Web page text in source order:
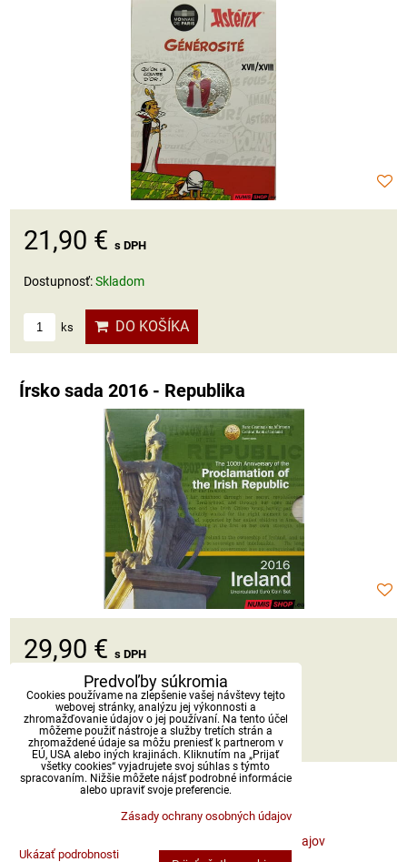
21,90 € s DPH
Dostupnosť:Skladom
ks DO KOŠÍKA
Írsko sada 2016 - Republika
29,90 € s DPH
Dostupnosť:Skladom
ks DO KOŠÍKA
Zásady ochrany osobných údajov
Predvoľby súkromia
Cookies používame na zlepšenie vašej návštevy tejto
webovej stránky, analýzu jej výkonnosti a
zhromažďovanie údajov o jej používaní. Na tento účel
môžeme použiť nástroje a služby tretích strán a
zhromaždené údaje sa môžu preniesť k partnerom v
EÚ, USA alebo iných krajinách. Kliknutím na „Prijať
všetky cookies“ vyjadrujete svoj súhlas s týmto
spracovaním. Nižšie môžete nájsť podrobné informácie
alebo upraviť svoje preferencie.
Zásady ochrany osobných údajov
Ukázať podrobnosti